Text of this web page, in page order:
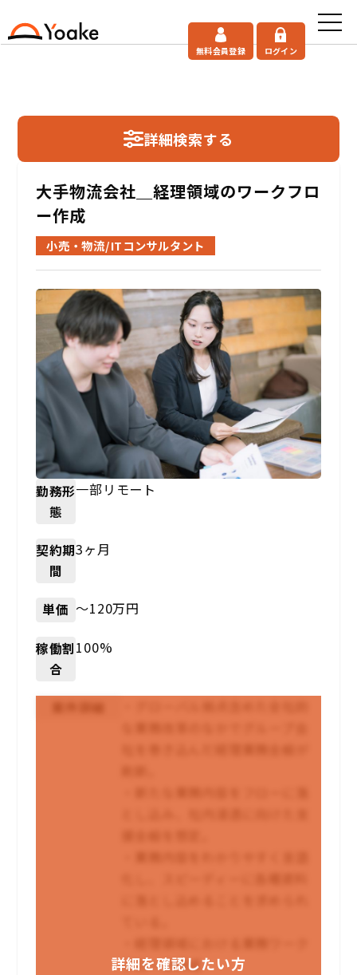
無料会員登録 ログイン
詳細検索する
大手物流会社＿経理領域のワークフロ
ー作成
小売・物流/ITコンサルタント
勤務形
態
一部リモート
契約期
間
3ヶ月
単価 〜120万円
稼働割
合
100%
案件詳細
フローの作成
詳細を確認したい方